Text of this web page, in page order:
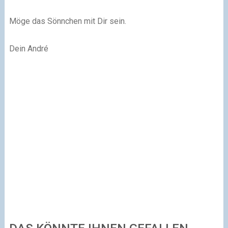
Möge das Sönnchen mit Dir sein.
Dein André​